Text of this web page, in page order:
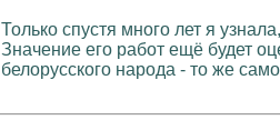
Только спустя много лет я
Значение его работ ещё будет
белорусского народа - то же